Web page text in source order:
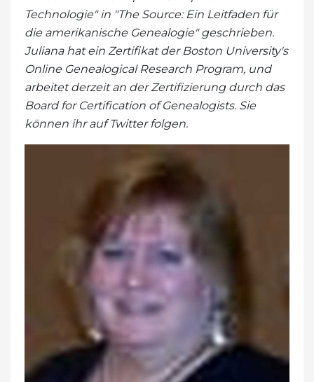
Technologie" in "The Source: Ein Leitfaden für
die amerikanische Genealogie" geschrieben.
Juliana hat ein Zertifikat der Boston University's
Online Genealogical Research Program, und
arbeitet derzeit an der Zertifizierung durch das
Board for Certification of Genealogists. Sie
können ihr auf Twitter folgen.